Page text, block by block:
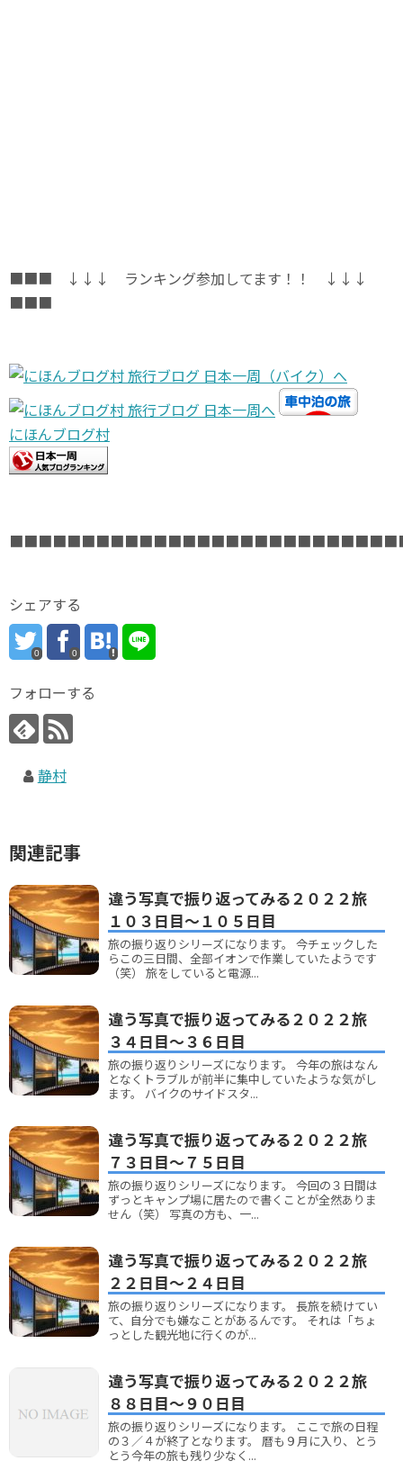
■■■ ↓↓↓ ランキング参加してます！！ ↓↓↓
■■■
にほんブログ村
シェアする
0 0
フォローする
静村
関連記事
違う写真で振り返ってみる２０２２旅
１０３日目～１０５日目
旅の振り返りシリーズになります。 今チェックした
らこの三日間、全部イオンで作業していたようです
（笑） 旅をしていると電源...
違う写真で振り返ってみる２０２２旅
３４日目～３６日目
旅の振り返りシリーズになります。 今年の旅はなん
となくトラブルが前半に集中していたような気がし
ます。 バイクのサイドスタ...
違う写真で振り返ってみる２０２２旅
７３日目～７５日目
旅の振り返りシリーズになります。 今回の３日間は
ずっとキャンプ場に居たので書くことが全然ありま
せん（笑） 写真の方も、一...
違う写真で振り返ってみる２０２２旅
２２日目～２４日目
旅の振り返りシリーズになります。 長旅を続けてい
て、自分でも嫌なことがあるんです。 それは「ちょ
っとした観光地に行くのが...
違う写真で振り返ってみる２０２２旅
８８日目～９０日目
旅の振り返りシリーズになります。 ここで旅の日程
の３／４が終了となります。 暦も９月に入り、とう
とう今年の旅も残り少なく...